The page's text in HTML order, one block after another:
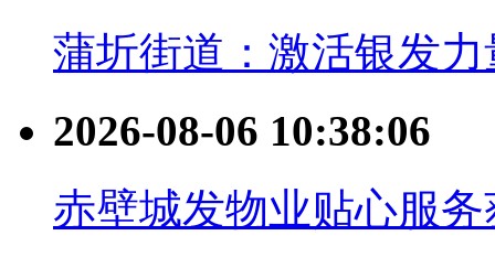
蒲圻街道：激活银发
2026-08-06 10:38:06
赤壁城发物业贴心服